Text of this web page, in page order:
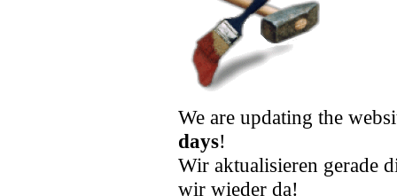
We are updating the
days!
Wir aktualisieren gerade
wir wieder da!